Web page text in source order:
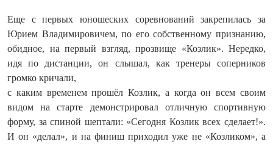
Еще с первых юношеских соревнований закрепилась за
Юрием Владимировичем, по его собственному признанию,
обидное, на первый взгляд, прозвище «Козлик». Нередко,
идя по дистанции, он слышал, как тренеры соперников
громко кричали,
с каким временем прошёл Козлик, а когда он всем своим
видом на старте демонстрировал отличную спортивную
форму, за спиной шептали: «Сегодня Козлик всех сделает!».
И он «делал», и на финиш приходил уже не «Козликом», а